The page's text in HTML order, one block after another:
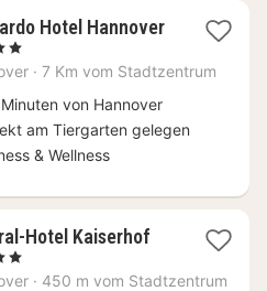
Hotel Hannover
· 7 Km vom Stadtzentrum
von Hannover
am Tiergarten gelegen
& Wellness
Hotel Kaiserhof1
ab
· 450 m vom Stadtzentrum